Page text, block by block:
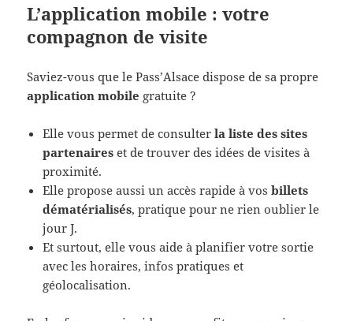
L’application mobile : votre
compagnon de visite
Saviez-vous que le Pass’Alsace dispose de sa propre
application mobile gratuite ?
Elle vous permet de consulterla liste des sites
partenaires et de trouver des idées de visites à
proximité.
Elle propose aussi un accès rapide à vosbillets
dématérialisés, pratique pour ne rien oublier le
jour J.
Et surtout, elle vous aide à planifier votre sortie
avec les horaires, infos pratiques et
géolocalisation.